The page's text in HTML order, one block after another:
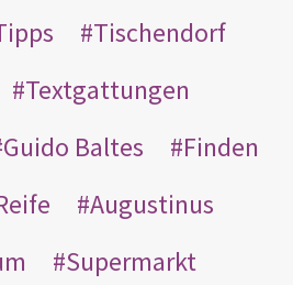
Tischendorf
Textgattungen
Guido Baltes
Finden
Augustinus
Supermarkt